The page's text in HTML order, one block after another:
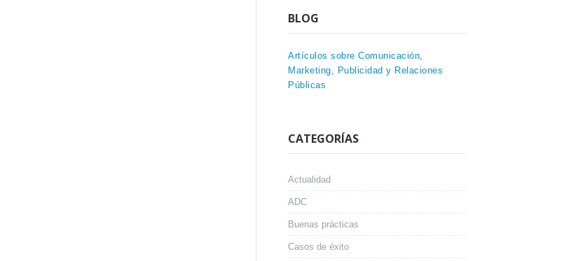
BLOG
Artículos sobre Comunicación,
Marketing, Publicidad y Relaciones
Públicas
CATEGORÍAS
Actualidad
ADC
Buenas prácticas
Casos de éxito